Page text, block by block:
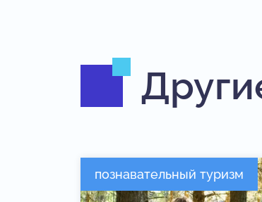
познавательный туризм